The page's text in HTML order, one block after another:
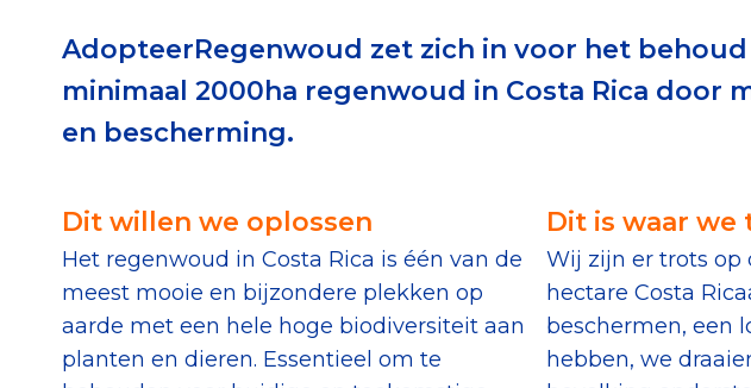
Betrouwbare data over goede doelen
CBF-publicaties
State of the Sector
Het Nederlandse Donateurspanel
AdopteerRegenwoud zet zich in voor het
minimaal 2000ha regenwoud in Costa Rica door
en bescherming.
Dit willen we oplossen
Het regenwoud in Costa Rica is één van de
meest mooie en bijzondere plekken op
aarde met een hele hoge biodiversiteit aan
planten en dieren. Essentieel om te
Dit is waar
Wij zijn er trots op
hectare Costa
beschermen, een
hebben, we